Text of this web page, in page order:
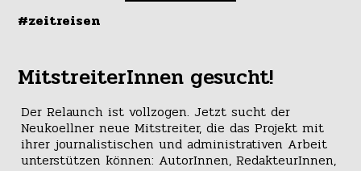
#zeitreisen
MitstreiterInnen gesucht!
Der Relaunch ist vollzogen. Jetzt sucht der
Neukoellner neue Mitstreiter, die das Projekt mit
ihrer journalistischen und administrativen Arbeit
unterstützen können: AutorInnen, RedakteurInnen,